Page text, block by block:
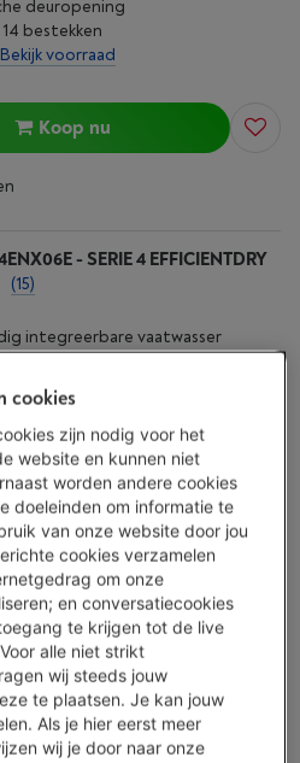
deuropening
bestekken
Bekijk voorraad
Koop nu
- SERIE 4 EFFICIENTDRY
(15)
integreerbare vaatwasser
deuropening
bestekken
Bekijk voorraad
Koop nu
(6)
cookies
zijn nodig voor het
website en kunnen niet
worden andere cookies
doeleinden om informatie te
van onze website door jou
cookies verzamelen
om onze
en conversatiecookies
te krijgen tot de live
alle niet strikt
wij steeds jouw
te plaatsen. Je kan jouw
Als je hier eerst meer
wij je door naar onze